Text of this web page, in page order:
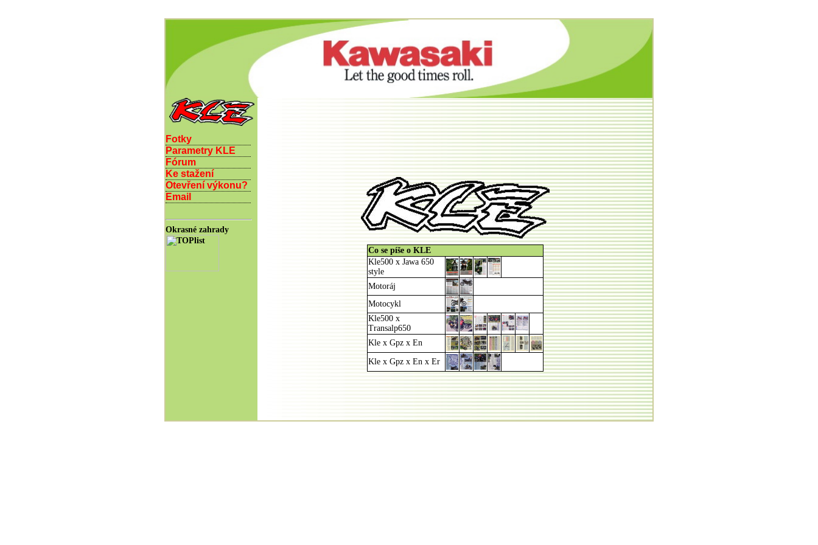
Co se píše o KLE
Kle500 x Jawa 650
style
Motoráj
Motocykl
Kle500 x
Transalp650
Kle x Gpz x En
Kle x Gpz x En x Er
Fotky
Parametry KLE
Fórum
Ke stažení
Otevření výkonu?
Email
Okrasné zahrady